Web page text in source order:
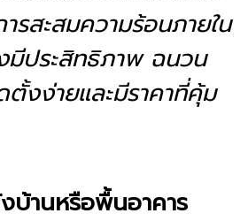
รสะสมความร้อนภายใน
มีประสิทธิภาพ ฉนวน
งง่ายและมีราคาที่คุ้ม
บ้านหรือพื้นอาคาร